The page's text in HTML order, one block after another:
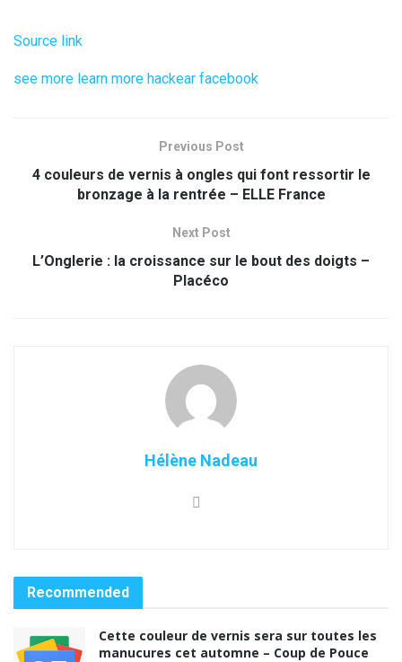
Source link
see more learn more hackear facebook
Previous Post
4 couleurs de vernis à ongles qui font ressortir le
bronzage à la rentrée – ELLE France
Next Post
L’Onglerie : la croissance sur le bout des doigts –
Placéco
Hélène Nadeau
Recommended
Cette couleur de vernis sera sur toutes les
manucures cet automne – Coup de Pouce